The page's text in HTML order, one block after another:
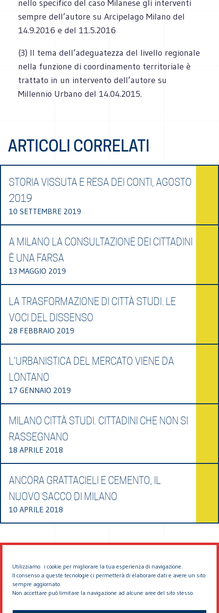
Utilizziamo i cookie per migliorare la tua esperienza di navigazione.
Il consenso a queste tecnologie ci permetterà di elaborare dati e avere un sito
sempre aggiornato.
Non accettare può limitare la navigazione ad alcune aree del sito stesso.
nello specifico del caso Milanese gli interventi
sempre dell’autore su Arcipelago Milano del
14.9.2016 e del 11.5.2016
(3) Il tema dell’adeguatezza del livello regionale
nella funzione di coordinamento territoriale è
trattato in un intervento dell’autore su
Millennio Urbano del 14.04.2015.
ARTICOLI CORRELATI
STORIA VISSUTA E RESA DEI CONTI, AGOSTO
2019
10 SETTEMBRE 2019
A MILANO LA CONSULTAZIONE DEI CITTADINI
È UNA FARSA
13 MAGGIO 2019
LA TRASFORMAZIONE DI CITTÀ STUDI. LE
VOCI DEL DISSENSO
28 FEBBRAIO 2019
L’URBANISTICA DEL MERCATO VIENE DA
LONTANO
17 GENNAIO 2019
MILANO CITTÀ STUDI. CITTADINI CHE NON SI
RASSEGNANO
18 APRILE 2018
ANCORA GRATTACIELI E CEMENTO, IL
NUOVO SACCO DI MILANO
10 APRILE 2018
© 2026 EDDYBURG